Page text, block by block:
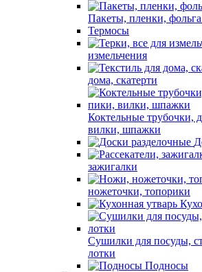
Пакеты, пленки, фольга
Термосы
измельчения
дома, скатерти
Коктельные трубочки,
вилки, шпажки
зажигалки
ножеточки, топорики
Сушилки для посуды,
лотки
Подносы